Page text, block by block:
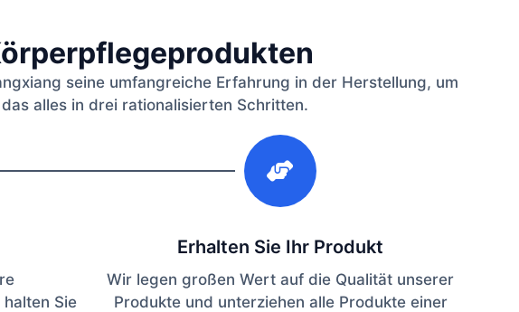
seine umfangreiche Erfahrung in der Herstellung, um
alles in drei rationalisierten Schritten.
Sie
Erhalten Sie Ihr Produkt
Wir legen großen Wert auf die Qualität unserer
Produkte und unterziehen alle Produkte einer